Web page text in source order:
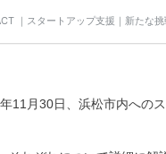
11月30日、浜松市内への